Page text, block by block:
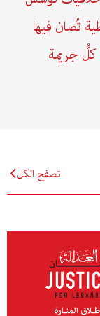
تُصان فيها
كلُّ جريمة
تصفح الكل